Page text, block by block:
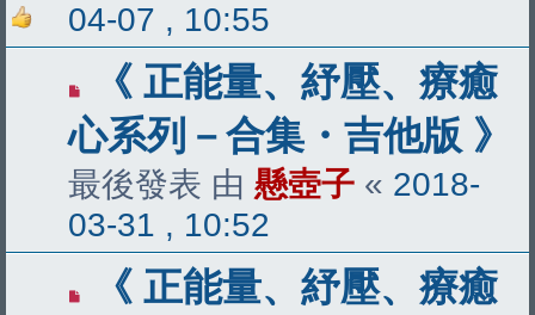
04-07 , 10:55
《 正能量、紓壓、療癒
心系列－合集・吉他版 》
最後發表 由 懸壺子 « 2018-
03-31 , 10:52
《 正能量、紓壓、療癒